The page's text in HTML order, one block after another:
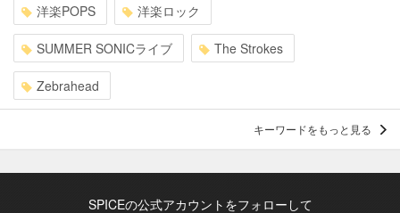
洋楽POPS 洋楽ロック
SUMMER SONICライブ The Strokes
Zebrahead
キーワードをもっと見る
SPICEの公式アカウントをフォローして